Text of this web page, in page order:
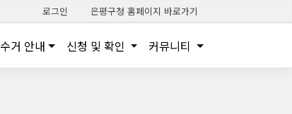
로그인 은평구청 홈페이지 바로가기
수거 안내 신청 및 확인 커뮤니티